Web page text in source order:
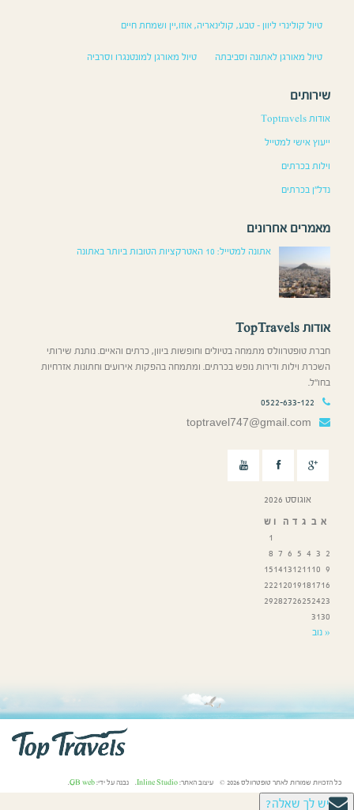
טיול קולינרי ליוון – טבע, קולינאריה, אוזו,יין ושמחת חיים
טיול מאורגן לאתונה וסביבתה טיול מאורגן למונטנגרו וסרביה
שירותים
אודות Toptravels
ייעוץ אישי למטייל
וילות בכרתים
נדל”ן בכרתים
מאמרים אחרונים
אתונה למטייל: 10 האטרקציות הטובות ביותר באתונה
אודות TopTravels
חברת טופטרוולס מתמחה בטיולים וחופשות ביוון, כרתים והאיים. נותנת שירותי
השכרת וילות ודירות נופש בכרתים. ומתמחה בהפקות אירועים וחתונות אזרחיות
בחו”ל.
0522-633-122
toptravel747@gmail.com
אוגוסט 2026
א ב ג ד ה ו ש
1
2
3
4
5
6
7
8
9
10
11
12
13
14
15
16
17
18
19
20
21
22
23
24
25
26
27
28
29
30
31
« נוב
כל הזכויות שמורות לאתר טופטרוולס 2026 © עיצוב האתר: Inline Studio. נבנה על ידי: GB web
.
יש לך שאלה?